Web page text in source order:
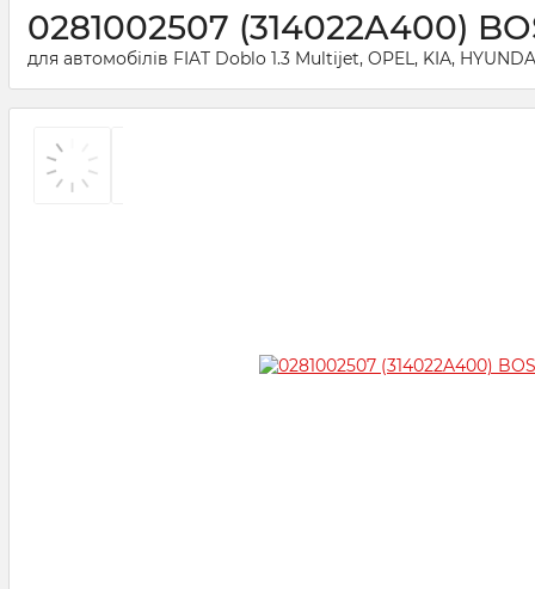
0281002507 (314022A400)
для автомобілів FIAT Doblo 1.3 Multijet, OPEL, KIA,